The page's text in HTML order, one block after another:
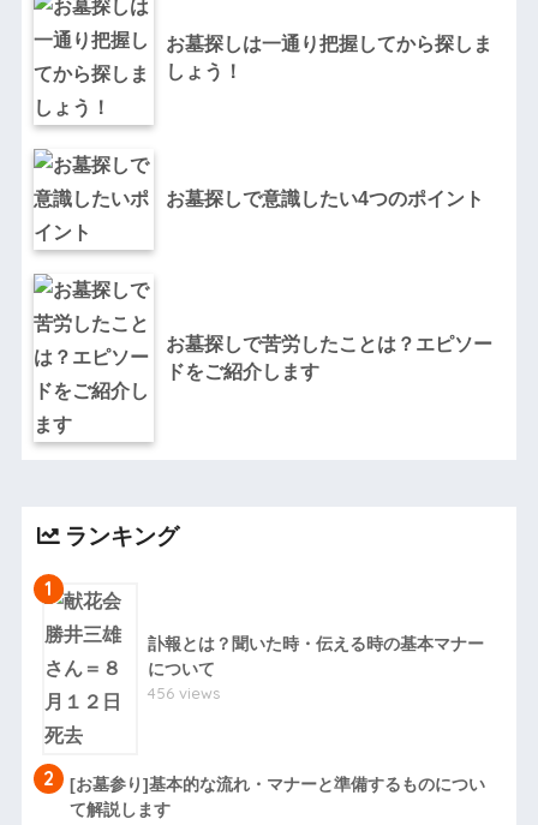
お墓探しは一通り把握してから探しま
しょう！
お墓探しで意識したい4つのポイント
お墓探しで苦労したことは？エピソー
ドをご紹介します
ランキング
1
訃報とは？聞いた時・伝える時の基本マナー
について
456 views
2
[お墓参り]基本的な流れ・マナーと準備するものについ
て解説します